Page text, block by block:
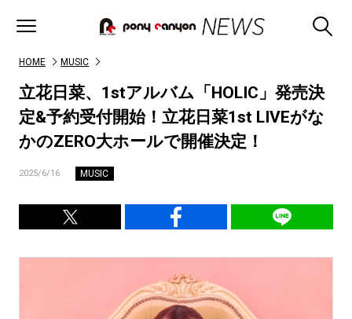
HOME MUSIC
立花日菜、1stアルバム「HOLIC」発売決
定&予約受付開始！立花日菜1st LIVEがな
かのZERO大ホールで開催決定！
2025/6/16 MUSIC